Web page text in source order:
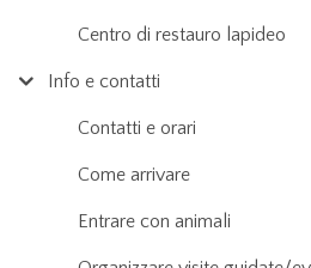
Centro di restauro lapideo
Info e contatti
Contatti e orari
Come arrivare
Entrare con animali